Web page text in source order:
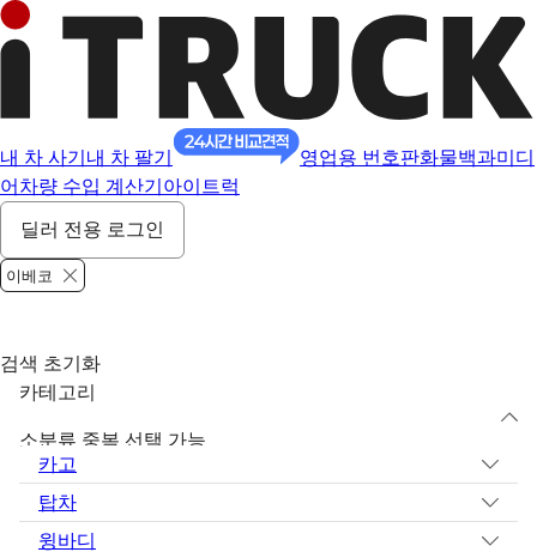
내 차 사기 내 차 팔기 영업용 번호판화물백과미디
어 차량 수입 계산기 아이트럭
딜러 전용 로그인
이베코
검색 초기화
카테고리
소분류 중복 선택 가능
카고
탑차
윙바디